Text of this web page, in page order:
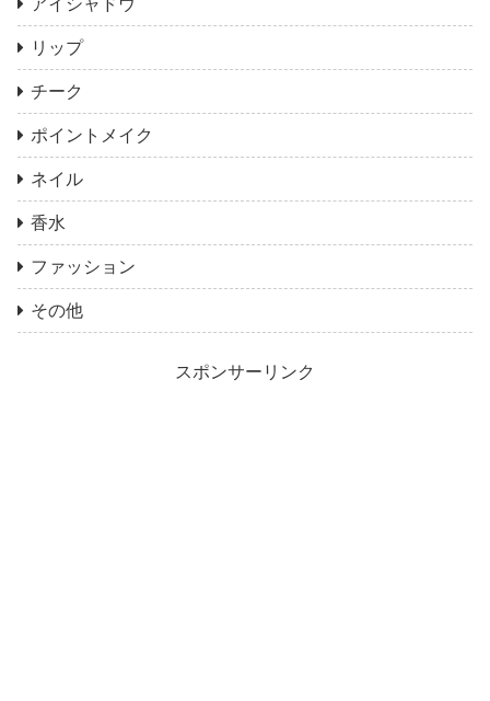
リップ
チーク
ポイントメイク
ネイル
香水
ファッション
その他
スポンサーリンク